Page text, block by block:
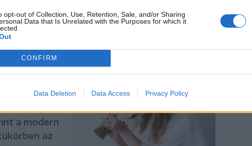
opt-out of Collection, Use, Retention, Sale, and/or Sharing
Data that Is Unrelated with the Purposes for which it
CONFIRM
Data Deletion Data Access Privacy Policy
elmúlt
hosszú
a modern
az